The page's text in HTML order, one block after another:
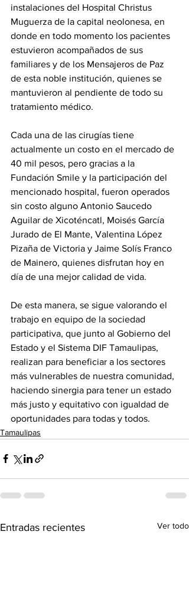
instalaciones del Hospital Christus
Muguerza de la capital neolonesa, en
donde en todo momento los pacientes
estuvieron acompañados de sus
familiares y de los Mensajeros de Paz
de esta noble institución, quienes se
mantuvieron al pendiente de todo su
tratamiento médico.
Cada una de las cirugías tiene
actualmente un costo en el mercado de
40 mil pesos, pero gracias a la
Fundación Smile y la participación del
mencionado hospital, fueron operados
sin costo alguno Antonio Saucedo
Aguilar de Xicoténcatl, Moisés García
Jurado de El Mante, Valentina López
Pizaña de Victoria y Jaime Solís Franco
de Mainero, quienes disfrutan hoy en
día de una mejor calidad de vida.
De esta manera, se sigue valorando el
trabajo en equipo de la sociedad
participativa, que junto al Gobierno del
Estado y el Sistema DIF Tamaulipas,
realizan para beneficiar a los sectores
más vulnerables de nuestra comunidad,
haciendo sinergia para tener un estado
más justo y equitativo con igualdad de
oportunidades para todas y todos.
Tamaulipas
Entradas recientes Ver todo